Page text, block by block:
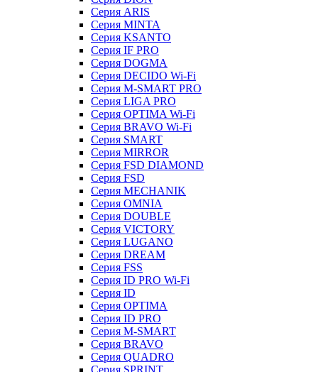
Серия ARIS
Серия MINTA
Серия KSANTO
Серия IF PRO
Серия DOGMA
Серия DECIDO Wi-Fi
Серия M-SMART PRO
Серия LIGA PRO
Серия OPTIMA Wi-Fi
Серия BRAVO Wi-Fi
Серия SMART
Серия MIRROR
Серия FSD DIAMOND
Серия FSD
Серия MECHANIK
Серия OMNIA
Серия DOUBLE
Серия VICTORY
Серия LUGANO
Серия DREAM
Серия FSS
Серия ID PRO Wi-Fi
Серия ID
Серия OPTIMA
Серия ID PRO
Серия M-SMART
Серия BRAVO
Серия QUADRO
Серия SPRINT